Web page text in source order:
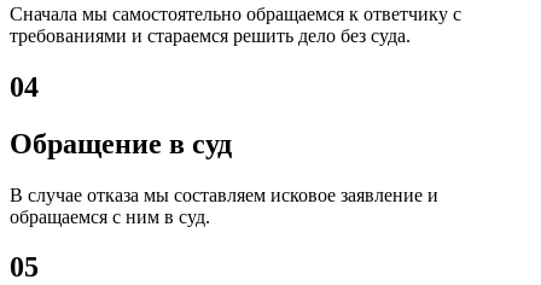
Сначала мы самостоятельно обращаемся к ответчику с
требованиями и стараемся решить дело без суда.
04
Обращение в суд
В случае отказа мы составляем исковое заявление и
обращаемся с ним в суд.
05